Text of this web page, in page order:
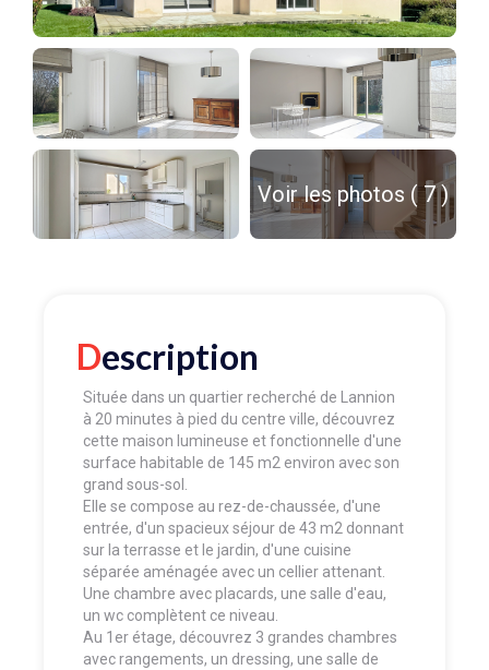
Voir les photos ( 7 )
Description
Située dans un quartier recherché de Lannion
à 20 minutes à pied du centre ville, découvrez
cette maison lumineuse et fonctionnelle d'une
surface habitable de 145 m2 environ avec son
grand sous-sol.
Elle se compose au rez-de-chaussée, d'une
entrée, d'un spacieux séjour de 43 m2 donnant
sur la terrasse et le jardin, d'une cuisine
séparée aménagée avec un cellier attenant.
Une chambre avec placards, une salle d'eau,
un wc complètent ce niveau.
Au 1er étage, découvrez 3 grandes chambres
avec rangements, un dressing, une salle de